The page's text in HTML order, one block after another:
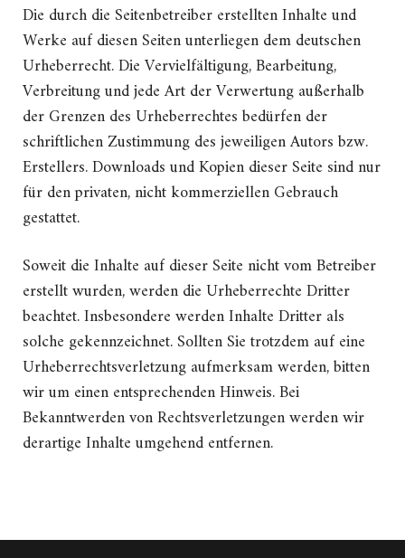
Die durch die Seitenbetreiber erstellten Inhalte und
Werke auf diesen Seiten unterliegen dem deutschen
Urheberrecht. Die Vervielfältigung, Bearbeitung,
Verbreitung und jede Art der Verwertung außerhalb
der Grenzen des Urheberrechtes bedürfen der
schriftlichen Zustimmung des jeweiligen Autors bzw.
Erstellers. Downloads und Kopien dieser Seite sind nur
für den privaten, nicht kommerziellen Gebrauch
gestattet.
Soweit die Inhalte auf dieser Seite nicht vom Betreiber
erstellt wurden, werden die Urheberrechte Dritter
beachtet. Insbesondere werden Inhalte Dritter als
solche gekennzeichnet. Sollten Sie trotzdem auf eine
Urheberrechtsverletzung aufmerksam werden, bitten
wir um einen entsprechenden Hinweis. Bei
Bekanntwerden von Rechtsverletzungen werden wir
derartige Inhalte umgehend entfernen.